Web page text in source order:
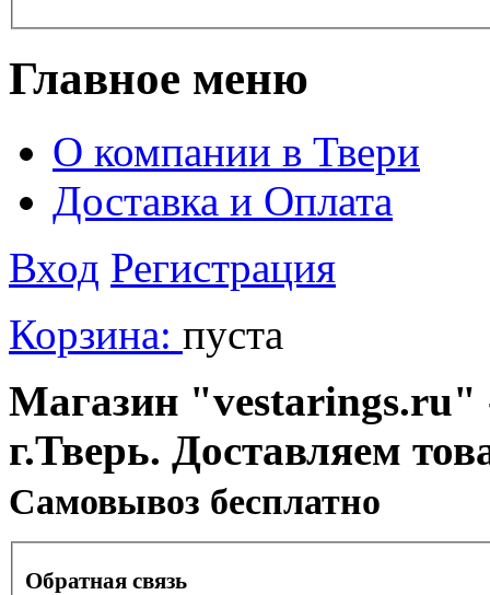
Главное меню
О компании в Твери
Доставка и Оплата
Вход Регистрация
Корзина: пуста
Магазин "vestarings.ru"
г.Тверь. Доставляем
Cамовывоз бесплатно
Обратная связь